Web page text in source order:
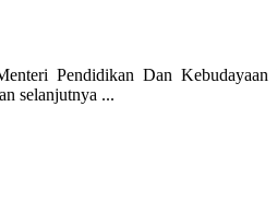
Pendidikan Dan
selanjutnya ...